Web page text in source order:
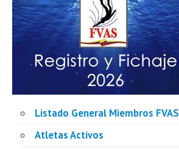
Listado General Miembros FVAS
Atletas Activos